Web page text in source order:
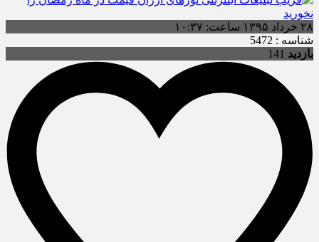
۲۸ خرداد ۱۳۹۵ ساعت: ۱۰:۳۷
شناسه : 5472
بازدید 141